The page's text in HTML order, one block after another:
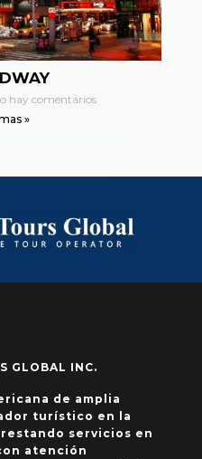
hay comentarios
»
GLOBAL INC.
de amplia
turístico en la
servicios en
atención